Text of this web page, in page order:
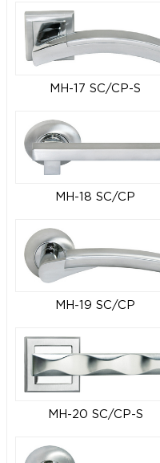
MH-17 SC/CP-S
MH-18 SC/CP
MH-19 SC/CP
MH-20 SC/CP-S